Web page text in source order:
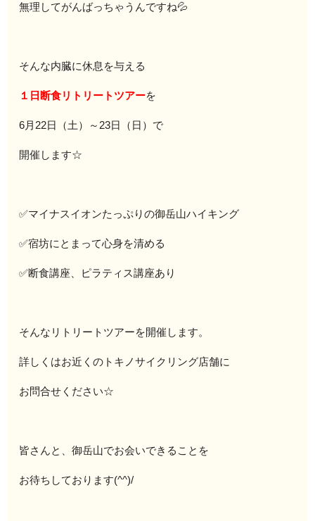
無理してがんばっちゃうんですね💦
そんな内臓に休息を与える
１日断食リトリートツアーを
6月22日（土）～23日（日）で
開催します☆
✅マイナスイオンたっぷりの御岳山ハイキング
✅宿坊にとまって心身を清める
✅断食講座、ピラティス講座あり
そんなリトリートツアーを開催します。
詳しくはお近くのトキノサイクリング店舗に
お問合せください☆
皆さんと、御岳山でお会いできることを
お待ちしております(^^)/